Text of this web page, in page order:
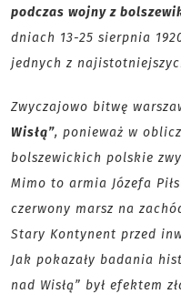
podczas wojny z
dniach 13-25 sierpnia
jednych z
Zwyczajowo bitwę
Wisłą”, ponieważ w
bolszewickich polskie
Mimo to armia Józefa
czerwony marsz na
Stary Kontynent przed
Jak pokazały badania
nad Wisłą” był efektem